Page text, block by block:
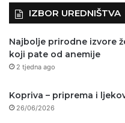
IZBOR UREDNIŠTVA
Najbolje prirodne izvore
koji pate od anemije
2 tjedna ago
Kopriva – priprema i
26/06/2026